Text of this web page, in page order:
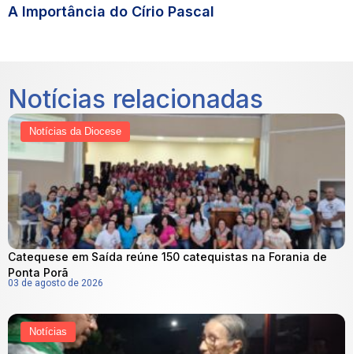
A Importância do Círio Pascal
Notícias relacionadas
Notícias da Diocese
Catequese em Saída reúne 150 catequistas na Forania de
Ponta Porã
03 de agosto de 2026
Notícias